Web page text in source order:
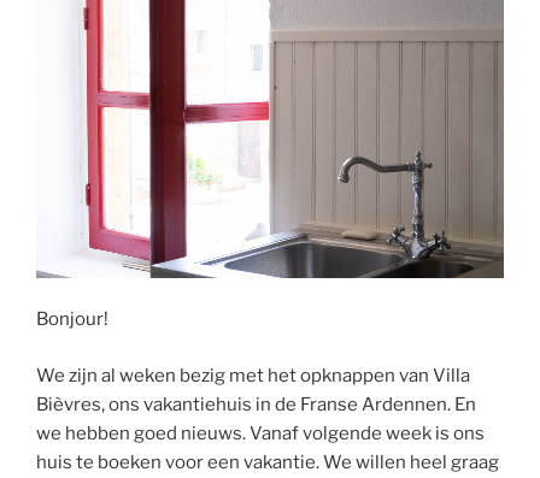
Bonjour!
We zijn al weken bezig met het opknappen van Villa
Bièvres, ons vakantiehuis in de Franse Ardennen. En
we hebben goed nieuws. Vanaf volgende week is ons
huis te boeken voor een vakantie. We willen heel graag